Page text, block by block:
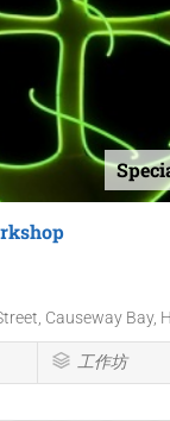
Causeway Bay,
工作坊